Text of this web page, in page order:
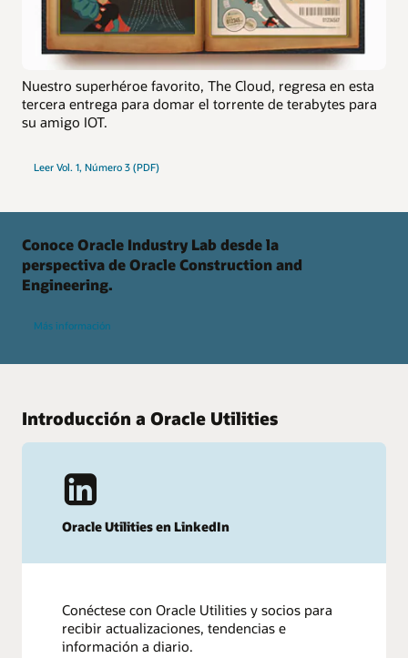
Nuestro superhéroe favorito, The Cloud, regresa en esta
tercera entrega para domar el torrente de terabytes para
su amigo IOT.
Leer Vol. 1, Número 3 (PDF)
Conoce Oracle Industry Lab desde la
perspectiva de Oracle Construction and
Engineering.
Más información
Introducción a Oracle Utilities
Oracle Utilities en LinkedIn
Conéctese con Oracle Utilities y socios para
recibir actualizaciones, tendencias e
información a diario.